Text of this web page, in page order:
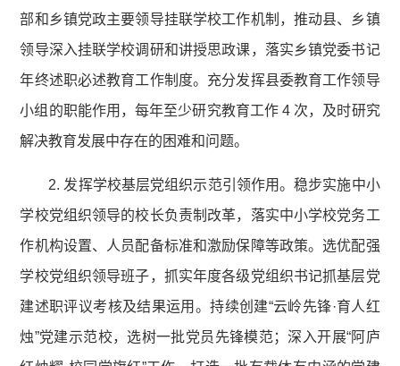
部和乡镇党政主要领导挂联学校工作机制，推动县、乡镇
领导深入挂联学校调研和讲授思政课，落实乡镇党委书记
年终述职必述教育工作制度。充分发挥县委教育工作领导
小组的职能作用，每年至少研究教育工作 4 次，及时研究
解决教育发展中存在的困难和问题。
2. 发挥学校基层党组织示范引领作用。稳步实施中小
学校党组织领导的校长负责制改革，落实中小学校党务工
作机构设置、人员配备标准和激励保障等政策。选优配强
学校党组织领导班子，抓实年度各级党组织书记抓基层党
建述职评议考核及结果运用。持续创建“云岭先锋·育人红
烛”党建示范校，选树一批党员先锋模范；深入开展“阿庐